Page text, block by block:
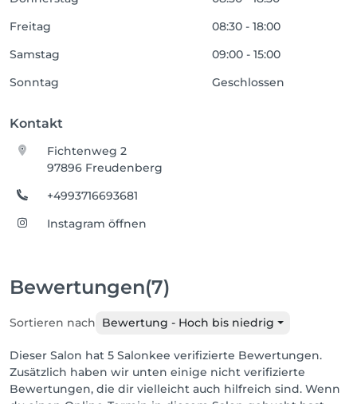
Freitag
08:30 - 18:00
Samstag
09:00 - 15:00
Sonntag
Geschlossen
Kontakt
Fichtenweg 2
97896 Freudenberg
+4993716693681
Instagram öffnen
Bewertungen(7)
Sortieren nach Bewertung - Hoch bis niedrig
Dieser Salon hat 5 Salonkee verifizierte Bewertungen.
Zusätzlich haben wir unten einige nicht verifizierte
Bewertungen, die dir vielleicht auch hilfreich sind. Wenn